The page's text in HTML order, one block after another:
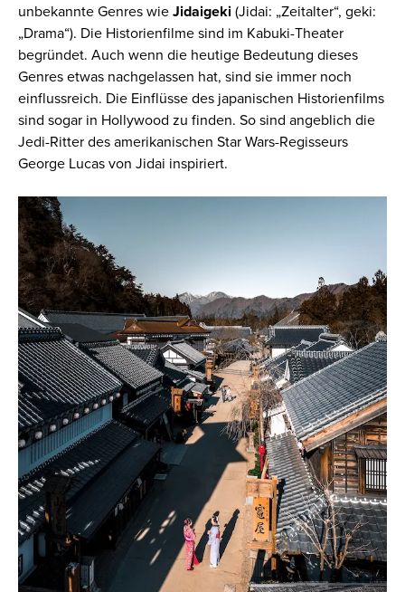
unbekannte Genres wie Jidaigeki (Jidai: „Zeitalter“, geki:
„Drama“). Die Historienfilme sind im Kabuki-Theater
begründet. Auch wenn die heutige Bedeutung dieses
Genres etwas nachgelassen hat, sind sie immer noch
einflussreich. Die Einflüsse des japanischen Historienfilms
sind sogar in Hollywood zu finden. So sind angeblich die
Jedi-Ritter des amerikanischen Star Wars-Regisseurs
George Lucas von Jidai inspiriert.